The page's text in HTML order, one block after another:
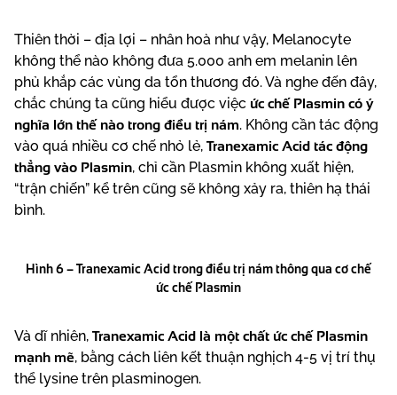
Thiên thời – địa lợi – nhân hoà như vậy, Melanocyte
không thể nào không đưa 5.000 anh em melanin lên
phủ khắp các vùng da tổn thương đó. Và nghe đến đây,
chắc chúng ta cũng hiểu được việc ức chế Plasmin có ý
nghĩa lớn thế nào trong điều trị nám. Không cần tác động
vào quá nhiều cơ chế nhỏ lẻ, Tranexamic Acid tác động
thẳng vào Plasmin, chỉ cần Plasmin không xuất hiện,
“trận chiến” kể trên cũng sẽ không xảy ra, thiên hạ thái
bình.
Hình 6 – Tranexamic Acid trong điều trị nám thông qua cơ chế
ức chế Plasmin
Và dĩ nhiên, Tranexamic Acid là một chất ức chế Plasmin
mạnh mẽ, bằng cách liên kết thuận nghịch 4-5 vị trí thụ
thể lysine trên plasminogen.